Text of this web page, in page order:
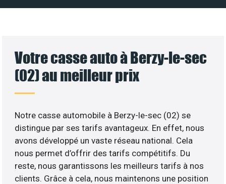
Votre casse auto à Berzy-le-sec
(02) au meilleur prix
Notre casse automobile à Berzy-le-sec (02) se
distingue par ses tarifs avantageux. En effet, nous
avons développé un vaste réseau national. Cela
nous permet d’offrir des tarifs compétitifs. Du
reste, nous garantissons les meilleurs tarifs à nos
clients. Grâce à cela, nous maintenons une position